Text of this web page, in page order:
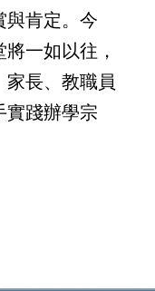
與肯定。今
一如以往，
長、教職員
實踐辦學宗